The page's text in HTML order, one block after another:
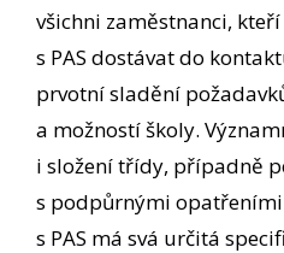
všichni zaměstnanci,
s PAS dostávat do
prvotní sladění
a možností školy.
i složení třídy, případně
s podpůrnými
s PAS má svá určitá